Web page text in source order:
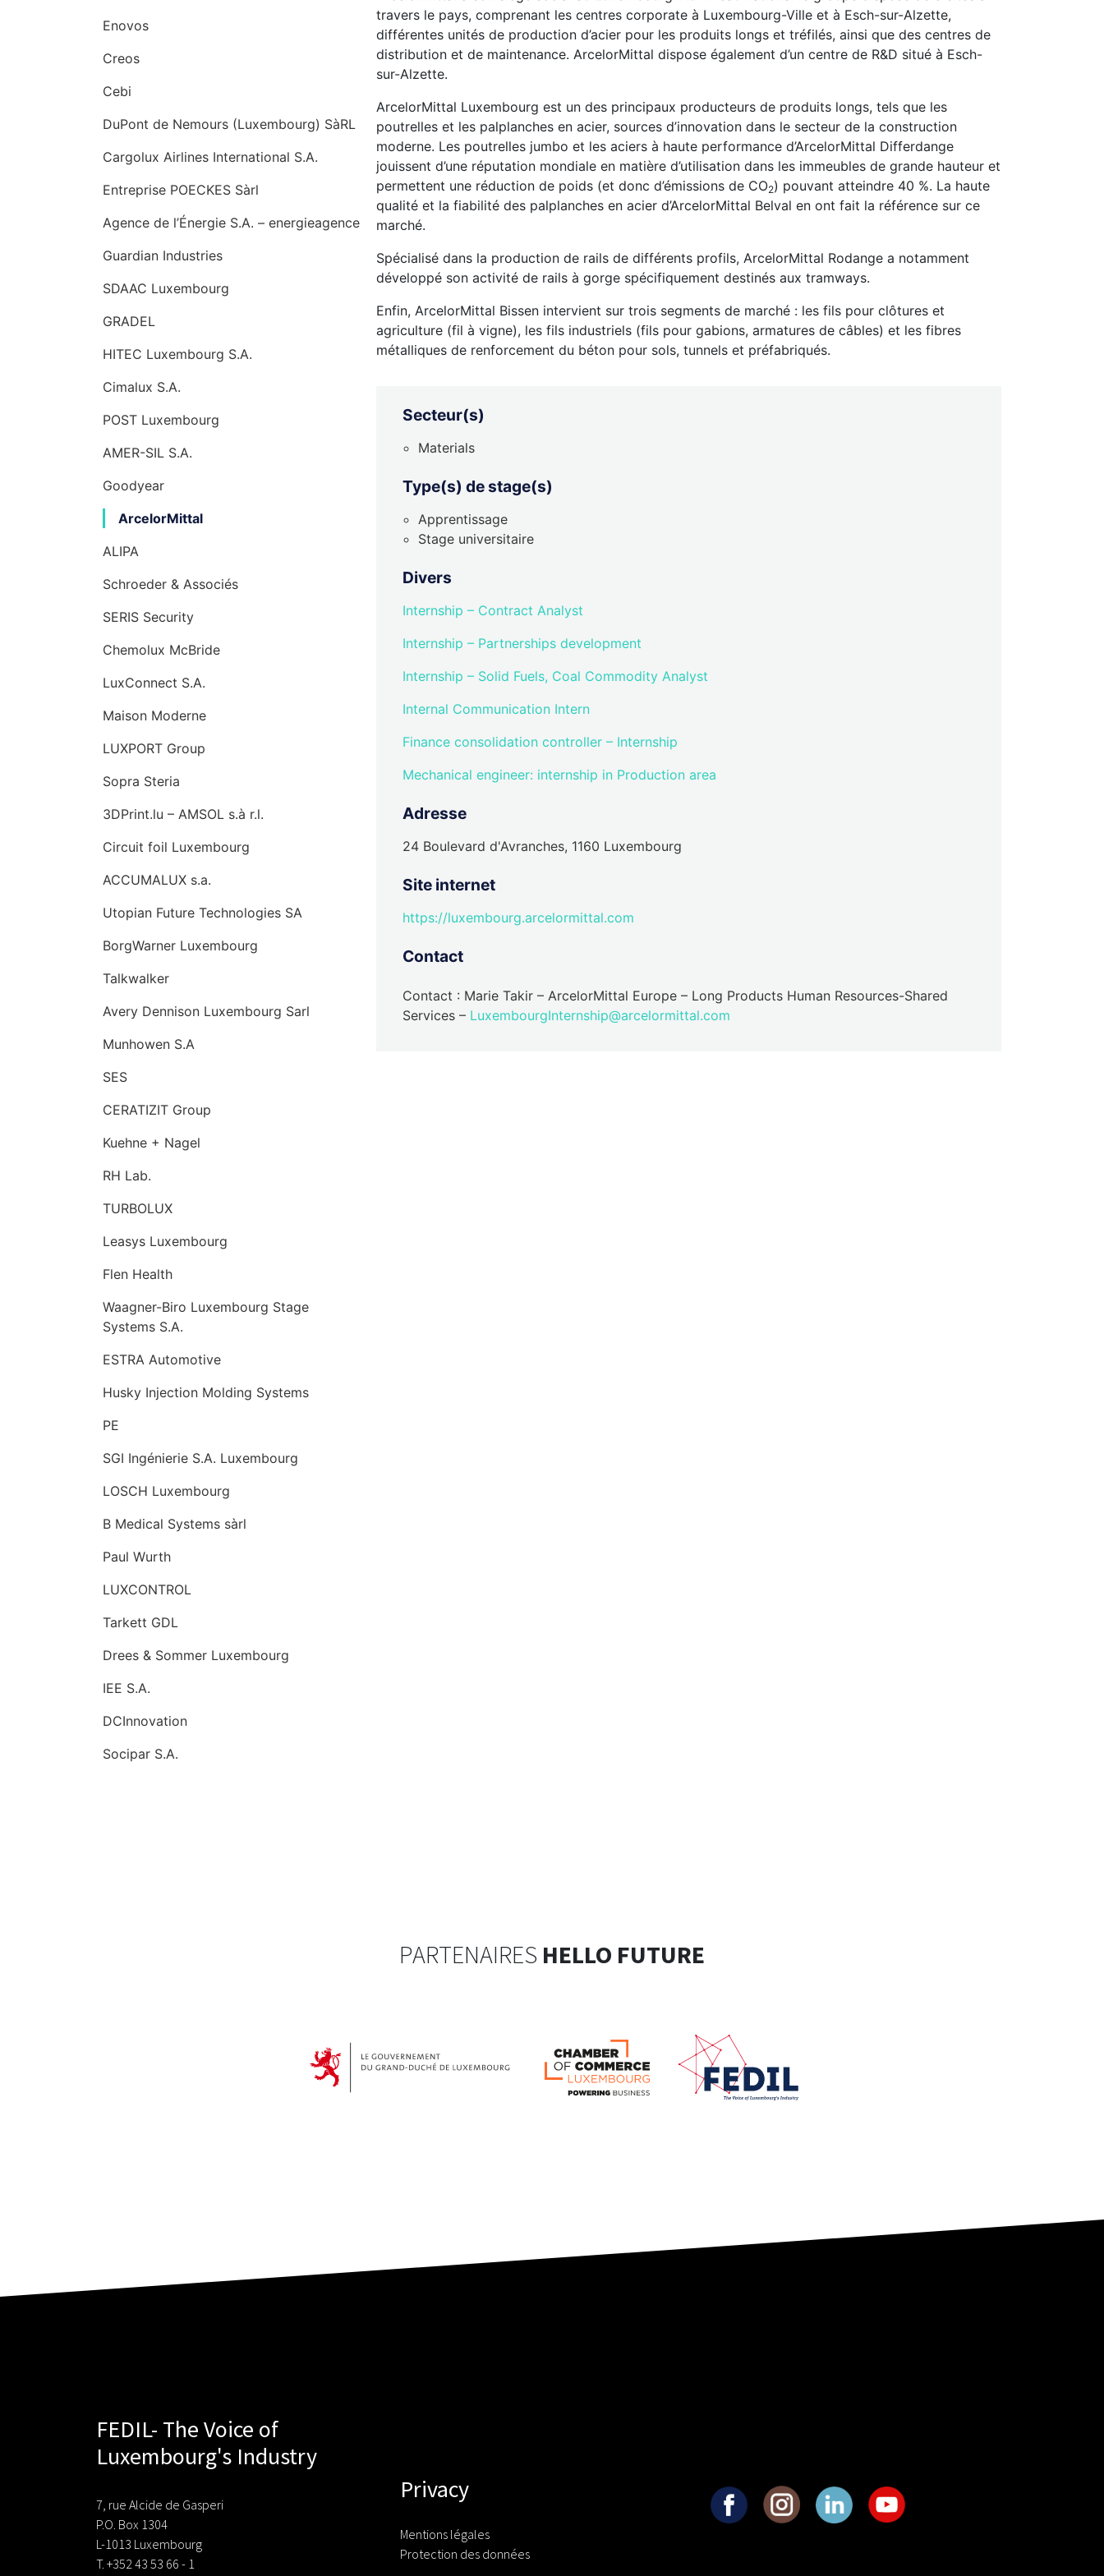
Enovos
Creos
Cebi
DuPont de Nemours (Luxembourg) SàRL
Cargolux Airlines International S.A.
Entreprise POECKES Sàrl
Agence de l’Énergie S.A. – energieagence
Guardian Industries
SDAAC Luxembourg
GRADEL
HITEC Luxembourg S.A.
Cimalux S.A.
POST Luxembourg
AMER-SIL S.A.
Goodyear
ArcelorMittal
ALIPA
Schroeder & Associés
SERIS Security
Chemolux McBride
LuxConnect S.A.
Maison Moderne
LUXPORT Group
Sopra Steria
3DPrint.lu – AMSOL s.à r.l.
Circuit foil Luxembourg
ACCUMALUX s.a.
Utopian Future Technologies SA
BorgWarner Luxembourg
Talkwalker
Avery Dennison Luxembourg Sarl
Munhowen S.A
SES
CERATIZIT Group
Kuehne + Nagel
RH Lab.
TURBOLUX
Leasys Luxembourg
Flen Health
Waagner-Biro Luxembourg Stage
Systems S.A.
ESTRA Automotive
Husky Injection Molding Systems
PE
SGI Ingénierie S.A. Luxembourg
LOSCH Luxembourg
B Medical Systems sàrl
Paul Wurth
LUXCONTROL
Tarkett GDL
Drees & Sommer Luxembourg
IEE S.A.
DCInnovation
Socipar S.A.
travers le pays, comprenant les centres corporate à Luxembourg-Ville et à Esch-sur-Alzette,
différentes unités de production d’acier pour les produits longs et tréfilés, ainsi que des centres de
distribution et de maintenance. ArcelorMittal dispose également d’un centre de R&D situé à Esch-
sur-Alzette.
ArcelorMittal Luxembourg est un des principaux producteurs de produits longs, tels que les
poutrelles et les palplanches en acier, sources d’innovation dans le secteur de la construction
moderne. Les poutrelles jumbo et les aciers à haute performance d’ArcelorMittal Differdange
jouissent d’une réputation mondiale en matière d’utilisation dans les immeubles de grande hauteur et
permettent une réduction de poids (et donc d’émissions de CO2) pouvant atteindre 40 %. La haute
qualité et la fiabilité des palplanches en acier d’ArcelorMittal Belval en ont fait la référence sur ce
marché.
Spécialisé dans la production de rails de différents profils, ArcelorMittal Rodange a notamment
développé son activité de rails à gorge spécifiquement destinés aux tramways.
Enfin, ArcelorMittal Bissen intervient sur trois segments de marché : les fils pour clôtures et
agriculture (fil à vigne), les fils industriels (fils pour gabions, armatures de câbles) et les fibres
métalliques de renforcement du béton pour sols, tunnels et préfabriqués.
Secteur(s)
Materials
Type(s) de stage(s)
Apprentissage
Stage universitaire
Divers
Internship – Contract Analyst
Internship – Partnerships development
Internship – Solid Fuels, Coal Commodity Analyst
Internal Communication Intern
Finance consolidation controller – Internship
Mechanical engineer: internship in Production area
Adresse
24 Boulevard d'Avranches, 1160 Luxembourg
Site internet
https://luxembourg.arcelormittal.com
Contact
Contact : Marie Takir – ArcelorMittal Europe – Long Products Human Resources-Shared
Services – LuxembourgInternship@arcelormittal.com
PARTENAIRES HELLO FUTURE
FEDIL- The Voice of
Luxembourg's Industry
7, rue Alcide de Gasperi
P.O. Box 1304
L-1013 Luxembourg
T. +352 43 53 66 - 1
Privacy
Mentions légales
Protection des données